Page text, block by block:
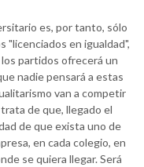
es, por tanto, sólo
en igualdad",
partidos ofrecerá un
nadie pensará a estas
van a competir
de que, llegado el
de que exista uno de
en cada colegio, en
se quiera llegar. Será